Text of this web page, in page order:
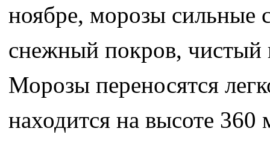
ноябре, морозы сильные
снежный покров, чистый
Морозы переносятся
находится на высоте